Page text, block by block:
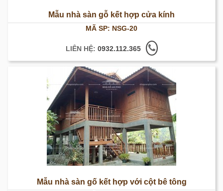
Mẫu nhà sàn gỗ kết hợp cửa kính
MÃ SP: NSG-20
LIÊN HỆ: 0932.112.365
Mẫu nhà sàn gố kết hợp với cột bê tông